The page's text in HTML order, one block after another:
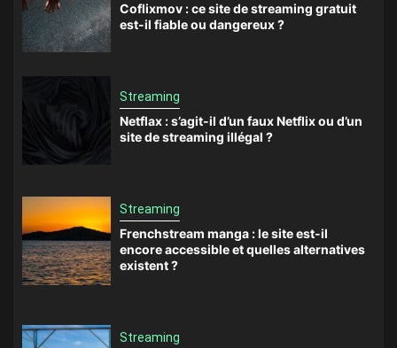
Coflixmov : ce site de streaming gratuit
est-il fiable ou dangereux ?
Streaming
Netflax : s’agit-il d’un faux Netflix ou d’un
site de streaming illégal ?
Streaming
Frenchstream manga : le site est-il
encore accessible et quelles alternatives
existent ?
Streaming